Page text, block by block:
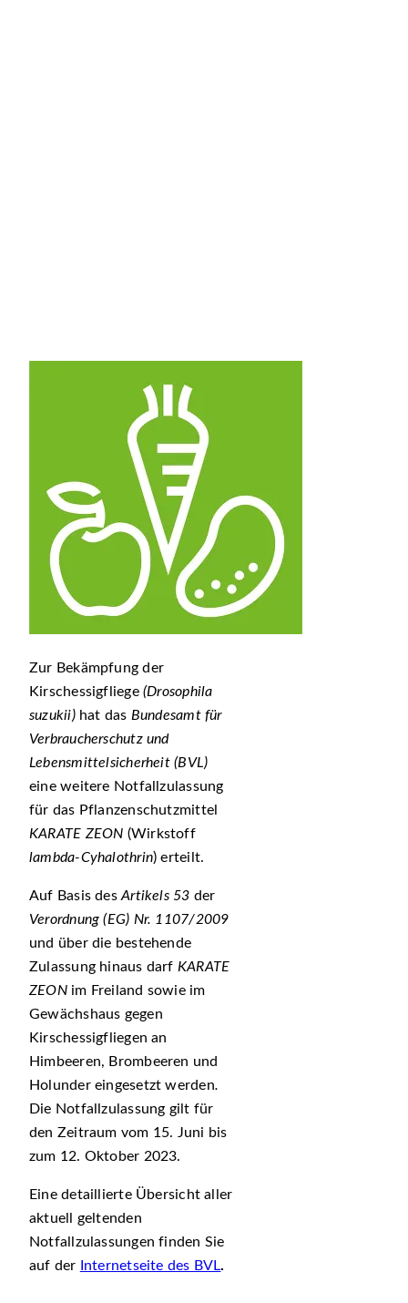
Zur Bekämpfung der
Kirschessigfliege (Drosophila
suzukii) hat das Bundesamt für
Verbraucherschutz und
Lebensmittelsicherheit (BVL)
eine weitere Notfallzulassung
für das Pflanzenschutzmittel
KARATE ZEON (Wirkstoff
lambda-Cyhalothrin) erteilt.
Auf Basis desArtikels 53 der
Verordnung (EG) Nr. 1107/2009
und über die bestehende
Zulassung hinaus darf KARATE
ZEONim Freiland sowie im
Gewächshaus gegen
Kirschessigfliegen an
Himbeeren, Brombeeren und
Holunder eingesetzt werden.
Die Notfallzulassung gilt für
den Zeitraum vom 15. Juni bis
zum 12. Oktober 2023.
Eine detaillierte Übersicht aller
aktuell geltenden
Notfallzulassungen finden Sie
auf der
Internetseite des BVL.